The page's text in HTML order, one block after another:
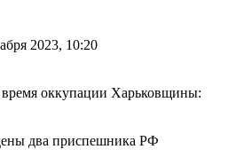
2023, 10:20
два приспешника РФ